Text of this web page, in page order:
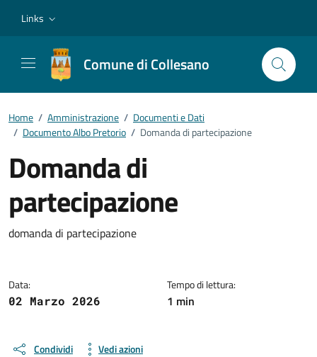
Links
Comune di Collesano
Home / Amministrazione / Documenti e Dati
/ Documento Albo Pretorio / Domanda di partecipazione
Domanda di
partecipazione
Dettagli del documento
domanda di partecipazione
Data:
02 Marzo 2026
Tempo di lettura:
1 min
Condividi Vedi azioni